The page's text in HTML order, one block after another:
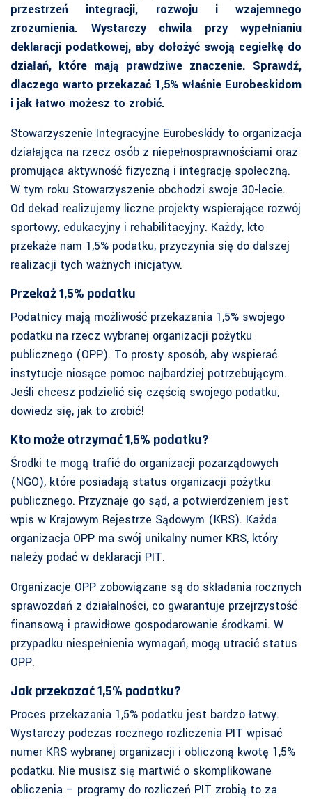
przestrzeń integracji, rozwoju i wzajemnego
zrozumienia. Wystarczy chwila przy wypełnianiu
deklaracji podatkowej, aby dołożyć swoją cegiełkę do
działań, które mają prawdziwe znaczenie. Sprawdź,
dlaczego warto przekazać 1,5% właśnie Eurobeskidom
i jak łatwo możesz to zrobić.
Stowarzyszenie Integracyjne Eurobeskidy to organizacja
działająca na rzecz osób z niepełnosprawnościami oraz
promująca aktywność fizyczną i integrację społeczną.
W tym roku Stowarzyszenie obchodzi swoje 30-lecie.
Od dekad realizujemy liczne projekty wspierające rozwój
sportowy, edukacyjny i rehabilitacyjny. Każdy, kto
przekaże nam 1,5% podatku, przyczynia się do dalszej
realizacji tych ważnych inicjatyw.
Przekaż 1,5% podatku
Podatnicy mają możliwość przekazania 1,5% swojego
podatku na rzecz wybranej organizacji pożytku
publicznego (OPP). To prosty sposób, aby wspierać
instytucje niosące pomoc najbardziej potrzebującym.
Jeśli chcesz podzielić się częścią swojego podatku,
dowiedz się, jak to zrobić!
Kto może otrzymać 1,5% podatku?
Środki te mogą trafić do organizacji pozarządowych
(NGO), które posiadają status organizacji pożytku
publicznego. Przyznaje go sąd, a potwierdzeniem jest
wpis w Krajowym Rejestrze Sądowym (KRS). Każda
organizacja OPP ma swój unikalny numer KRS, który
należy podać w deklaracji PIT.
Organizacje OPP zobowiązane są do składania rocznych
sprawozdań z działalności, co gwarantuje przejrzystość
finansową i prawidłowe gospodarowanie środkami. W
przypadku niespełnienia wymagań, mogą utracić status
OPP.
Jak przekazać 1,5% podatku?
Proces przekazania 1,5% podatku jest bardzo łatwy.
Wystarczy podczas rocznego rozliczenia PIT wpisać
numer KRS wybranej organizacji i obliczoną kwotę 1,5%
podatku. Nie musisz się martwić o skomplikowane
obliczenia – programy do rozliczeń PIT zrobią to za